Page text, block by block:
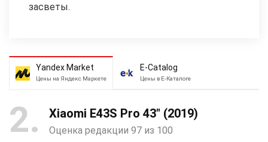
засветы.
Yandex Market
Цены на Яндекс Маркете
E-Catalog
Цены в Е-Каталоге
2 Xiaomi E43S Pro 43″ (2019)
Оценка редакции 97 из 100